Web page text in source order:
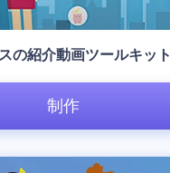
の紹介動画ツールキット
制作